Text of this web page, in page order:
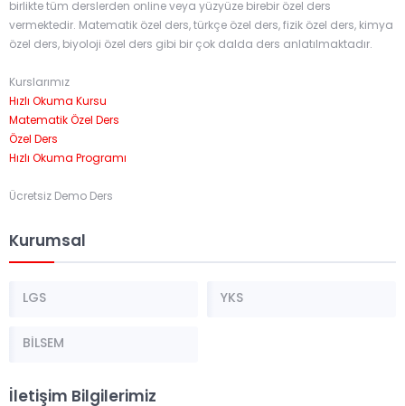
birlikte tüm derslerden online veya yüzyüze birebir özel ders
vermektedir. Matematik özel ders, türkçe özel ders, fizik özel ders, kimya
özel ders, biyoloji özel ders gibi bir çok dalda ders anlatılmaktadır.
Kurslarımız
Hızlı Okuma Kursu
Matematik Özel Ders
Özel Ders
Hızlı Okuma Programı
Ücretsiz Demo Ders
Kurumsal
LGS YKS
BİLSEM
İletişim Bilgilerimiz